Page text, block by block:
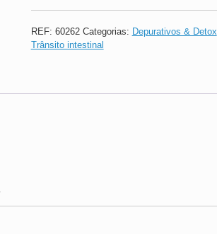
REF: 60262 Categorias: Depurativos & Detox
Trânsito intestinal